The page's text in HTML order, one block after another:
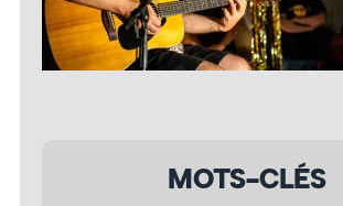
MOTS-CLÉS